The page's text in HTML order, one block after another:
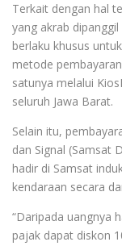
Terkait dengan hal
yang akrab
berlaku khusus
metode
satunya melalui
seluruh Jawa Barat.
Selain itu,
dan Signal (Samsat
hadir di Samsat
kendaraan secara
“Daripada uangnya
pajak dapat diskon